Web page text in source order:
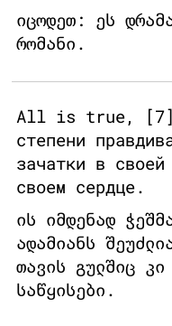
იცოდეთ: ეს
რომანი.
All is true, [7]
степени
зачатки в
своем сердце.
ის იმდენად
ადამიანს
თავის გულშიც კი
საწყისები.